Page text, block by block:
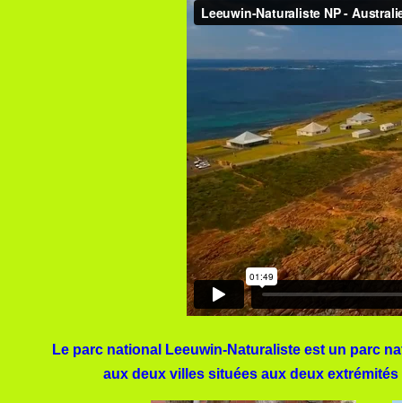
Le parc national Leeuwin-Naturaliste est un parc
aux deux villes situées aux deux